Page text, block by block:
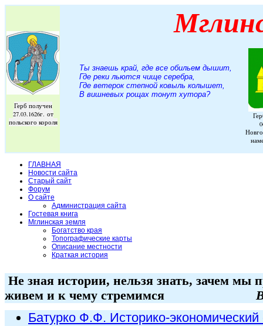
Герб получен
27.03.1626г. от
польского короля
Ты знаешь край, где все обильем дышит,
Где реки льются чище серебра,
Где ветерок степной ковыль колышет,
В вишневых рощах тонут хутора?
ГЛАВНАЯ
Новости сайта
Старый сайт
Форум
О сайте
Администрация сайта
Гостевая книга
Мглинская земля
Богатство края
Топографические карты
Описание местности
Краткая история
Не зная истории, нельзя знать, зачем мы
живем и к чему стремимся
Батурко Ф.Ф. Историко-экономический